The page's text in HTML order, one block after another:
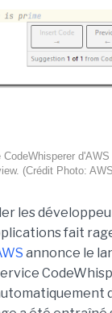
CodeWhisperer
(Crédit Photo:
les
fait
annonce le